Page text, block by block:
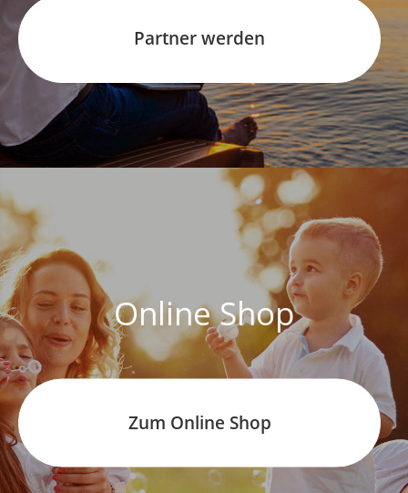
Partner werden
Online Shop
Zum Online Shop